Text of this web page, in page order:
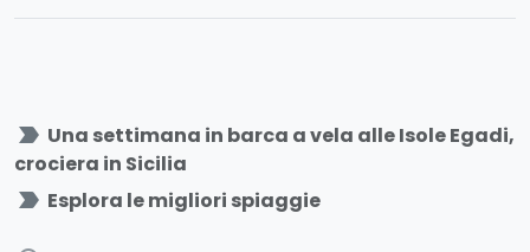
label_important Una settimana in barca a vela alle Isole Egadi,
crociera in Sicilia
label_important Esplora le migliori spiaggie